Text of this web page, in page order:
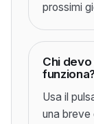
prossimi
Chi
Usa il
una breve